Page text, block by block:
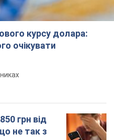
грн від
не так з
"Динамо"
й хвилині